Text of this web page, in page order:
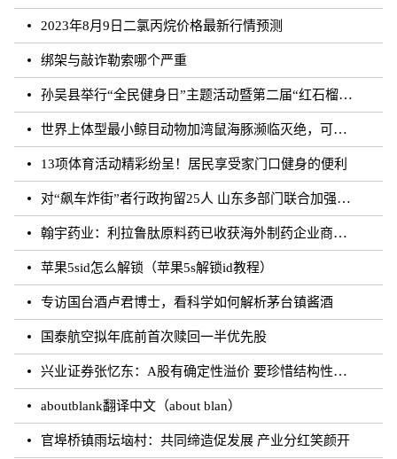
2023年8月9日二氯丙烷价格最新行情预测
绑架与敲诈勒索哪个严重
孙吴县举行“全民健身日”主题活动暨第二届“红石榴杯”羽毛球比赛
世界上体型最小鲸目动物加湾鼠海豚濒临灭绝，可能仅剩10至13头
13项体育活动精彩纷呈！居民享受家门口健身的便利
对“飙车炸街”者行政拘留25人 山东多部门联合加强噪声污染防治工作
翰宇药业：利拉鲁肽原料药已收获海外制药企业商业批订单
苹果5sid怎么解锁（苹果5s解锁id教程）
专访国台酒卢君博士，看科学如何解析茅台镇酱酒
国泰航空拟年底前首次赎回一半优先股
兴业证券张忆东：A股有确定性溢价 要珍惜结构性行情
aboutblank翻译中文（about blan）
官埠桥镇雨坛垴村：共同缔造促发展 产业分红笑颜开